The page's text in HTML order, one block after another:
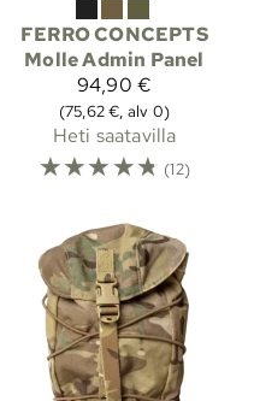
FERRO CONCEPTS
Molle Admin Panel
94,90 €
(75,62 €, alv 0)
Heti saatavilla
☆☆☆☆☆ (12)